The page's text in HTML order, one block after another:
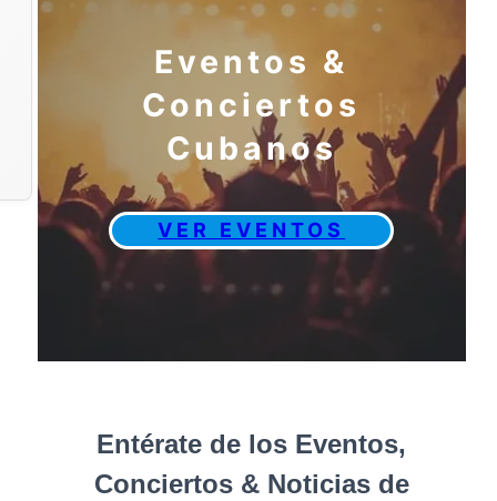
Eventos &
Conciertos
Cubanos
VER EVENTOS
Entérate de los Eventos,
Conciertos & Noticias de